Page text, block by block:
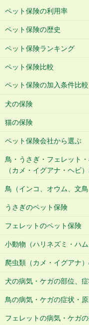
ペット保険の利用率
ペット保険の歴史
ペット保険ランキング
ペット保険比較
ペット保険の加入条件比
犬の保険
猫の保険
ペット保険会社から選ぶ
鳥・うさぎ・フェレット
（カメ・イグアナ・ヘビ
鳥（インコ、オウム、文
うさぎのペット保険
フェレットのペット保険
小動物（ハリネズミ・ハ
爬虫類（カメ・イグアナ
犬の病気・ケガの部位、
鳥の病気・ケガの症状・
フェレットの病気・ケガ